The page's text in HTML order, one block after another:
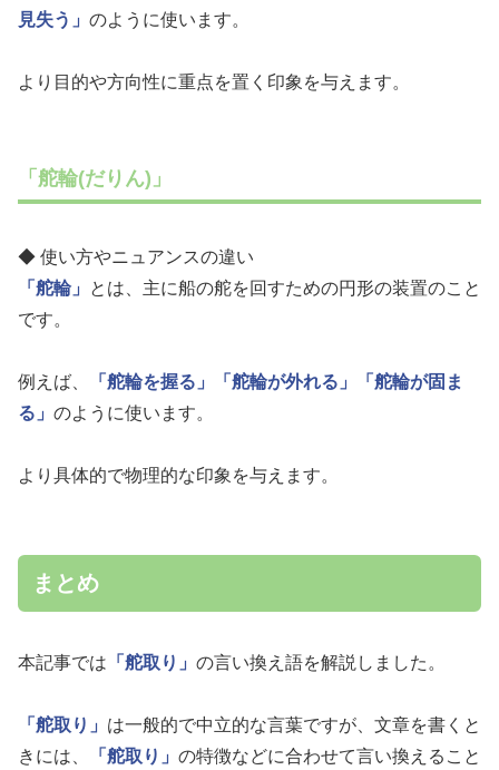
見失う」 のように使います。
より目的や方向性に重点を置く印象を与えます。
「舵輪(だりん)」
◆ 使い方やニュアンスの違い
「舵輪」
とは、主に船の舵を回すための円形の装置のこと
です。
例えば、 「舵輪を握る」 「舵輪が外れる」
「舵輪が固ま
る」 のように使います。
より具体的で物理的な印象を与えます。
まとめ
本記事では 「舵取り」 の言い換え語を解説しました。
「舵取り」 は一般的で中立的な言葉ですが、文章を書くと
きには、
「舵取り」 の特徴などに合わせて言い換えること